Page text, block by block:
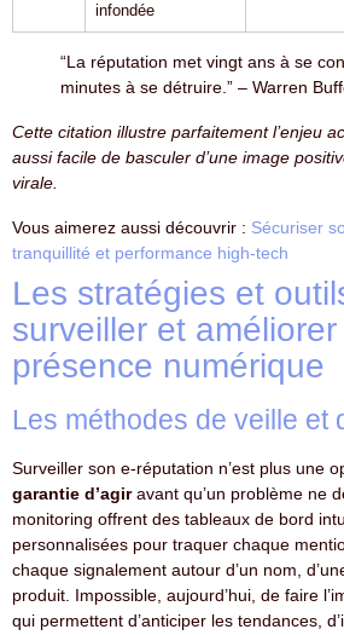
infondée
“La réputation met vingt ans à se
minutes à se détruire.” – Warren
Cette citation illustre parfaitement l’enjeu
aussi facile de basculer d’une image
virale.
Vous aimerez aussi découvrir : Sécuriser
tranquillité et performance high-tech
Les stratégies et
surveiller et
présence numérique
Les méthodes de veille et
Surveiller son e-réputation n’est plus une
garantie d’agiravant qu’un problème ne
monitoring offrent des tableaux de bord
personnalisées pour traquer chaque
chaque signalement autour d’un nom,
produit. Impossible, aujourd’hui, de faire
qui permettent d’anticiper les tendances,